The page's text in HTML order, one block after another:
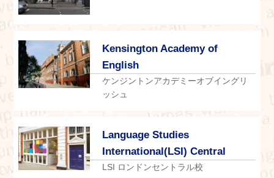
Kensington Academy of
English
ケンジントンアカデミーオブイングリ
ッシュ
Language Studies
International(LSI) Central
LSI ロンドンセントラル校